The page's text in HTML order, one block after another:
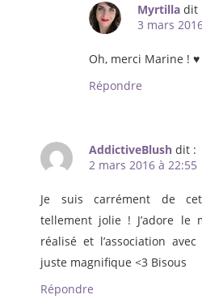
Myrtilla dit
3 mars
Oh, merci Marine ! ♥
Répondre
AddictiveBlush dit :
2 mars 2016 à 22:55
Je suis carrément de
tellement jolie ! J’adore le
réalisé et l’association
juste magnifique <3 Bisous
Répondre